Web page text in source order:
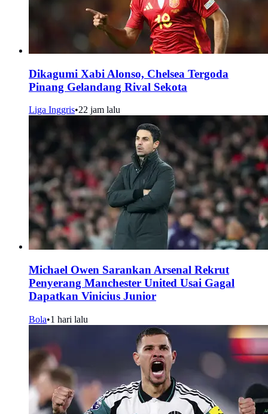
Dikagumi Xabi Alonso, Chelsea Tergoda
Pinang Gelandang Rival Sekota
Liga Inggris•22 jam lalu
Michael Owen Sarankan Arsenal Rekrut
Penyerang Manchester United Usai Gagal
Dapatkan Vinicius Junior
Bola•1 hari lalu